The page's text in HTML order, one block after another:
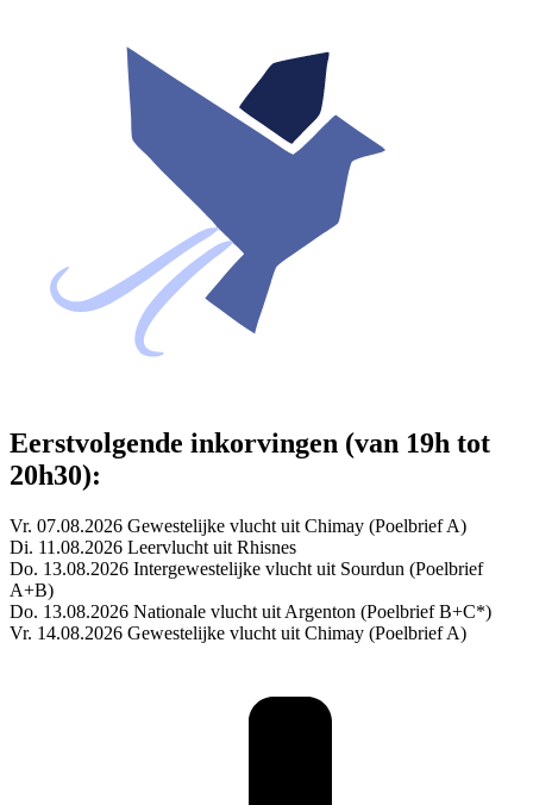
Eerstvolgende inkorvingen (van 19h tot
20h30):
Vr. 07.08.2026 Gewestelijke vlucht uit Chimay (Poelbrief A)
Di. 11.08.2026 Leervlucht uit Rhisnes
Do. 13.08.2026 Intergewestelijke vlucht uit Sourdun (Poelbrief
A+B)
Do. 13.08.2026 Nationale vlucht uit Argenton (Poelbrief B+C*)
Vr. 14.08.2026 Gewestelijke vlucht uit Chimay (Poelbrief A)